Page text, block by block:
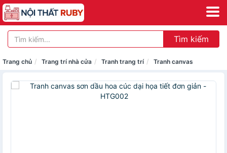
Tìm kiếm
Trang chủ Trang trí nhà cửa Tranh trang trí Tranh canvas